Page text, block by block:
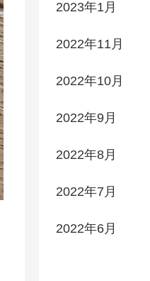
2023年1月
2022年11月
2022年10月
2022年9月
2022年8月
2022年7月
2022年6月